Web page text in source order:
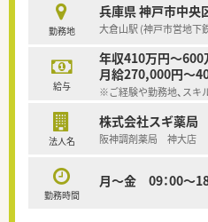
勤務地
兵庫県 神戸市中央
大倉山駅 (神戸市営地下
給与
年収410万円～600
月給270,000円～
※ご経験や勤務地、スキ
法人名
株式会社スギ薬局
阪神調剤薬局 神大店
勤務時間
月～金 09：00～18